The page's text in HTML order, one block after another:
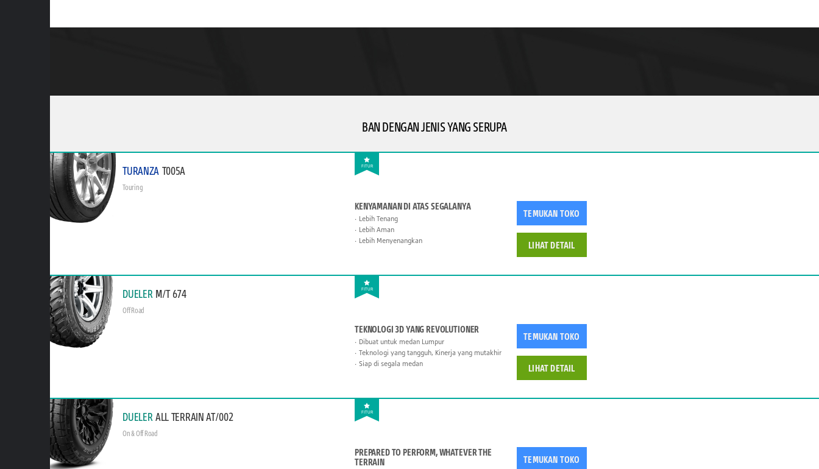
BAN DENGAN JENIS YANG SERUPA
FITUR
TURANZA T005A
Touring
KENYAMANAN DI ATAS SEGALANYA
Lebih Tenang
Lebih Aman
Lebih Menyenangkan
TEMUKAN TOKO
LIHAT DETAIL
FITUR
DUELER M/T 674
Off Road
TEKNOLOGI 3D YANG REVOLUTIONER
Dibuat untuk medan Lumpur
Teknologi yang tangguh, Kinerja yang mutakhir
Siap di segala medan
TEMUKAN TOKO
LIHAT DETAIL
FITUR
DUELER ALL TERRAIN AT/002
On & Off Road
PREPARED TO PERFORM, WHATEVER THE
TERRAIN
TEMUKAN TOKO